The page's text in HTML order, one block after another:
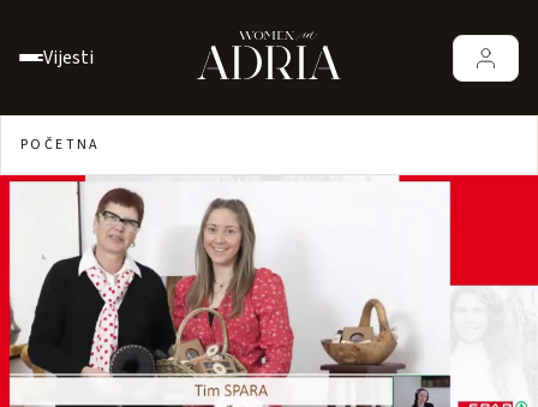
Vijesti
POČETNA